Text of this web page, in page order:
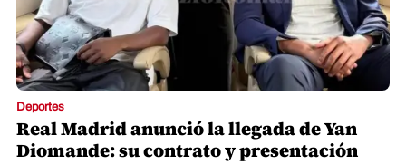
Deportes
Real Madrid anunció la llegada de Yan
Diomande: su contrato y presentación